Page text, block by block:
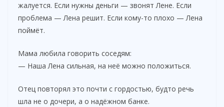
жалуется. Если нужны деньги — звонят Лене. Если
проблема — Лена решит. Если кому-то плохо — Лена
поймёт.
Мама любила говорить соседям:
— Наша Лена сильная, на неё можно положиться.
Отец повторял это почти с гордостью, будто речь
шла не о дочери, а о надёжном банке.